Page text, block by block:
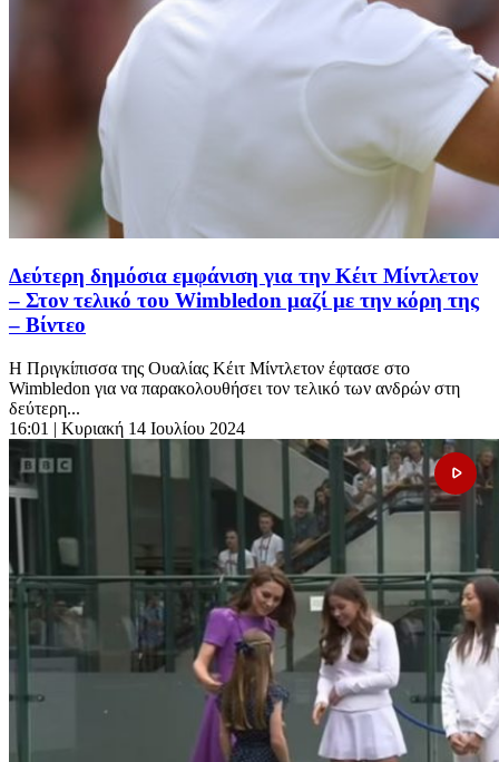
Δεύτερη δημόσια εμφάνιση για την Κέιτ Μίντλετον
– Στον τελικό του Wimbledon μαζί με την κόρη της
– Βίντεο
Η Πριγκίπισσα της Ουαλίας Κέιτ Μίντλετον έφτασε στο
Wimbledon για να παρακολουθήσει τον τελικό των ανδρών στη
δεύτερη...
16:01 | Κυριακή 14 Ιουλίου 2024